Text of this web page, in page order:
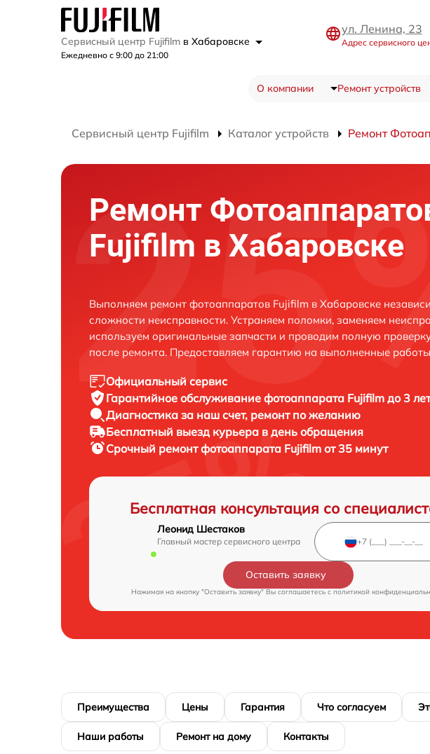
Сервисный центр Fujifilm в Хабаровске
Ежедневно с 9:00 до 21:00
ул. Ленина, 23
Адрес сервисного
О компании Ремонт устройств
Сервисный центр Fujifilm Каталог устройств Ремонт
Ремонт
Fujifilm в Хабаровске
Выполняем ремонт фотоаппаратов Fujifilm в Хабаровске
сложности неисправности. Устраняем поломки, заменяем
используем оригинальные запчасти и проводим полную
после ремонта. Предоставляем гарантию на выполненные
Официальный сервис
Гарантийное обслуживание фотоаппарата Fujifilm до 3 лет
Диагностика за наш счет, ремонт по желанию
Бесплатный выезд курьера в день обращения
Срочный ремонтфотоаппарата Fujifilm от 35 минут
Бесплатная консультация со
Леонид Шестаков
Главный мастер сервисного центра
Оставить заявку
Нажимая на кнопку "Оставить заявку" Вы соглашаетесь cполитикой
Преимущества Цены Гарантия Что согласуем
Наши работы Ремонт на дому Контакты